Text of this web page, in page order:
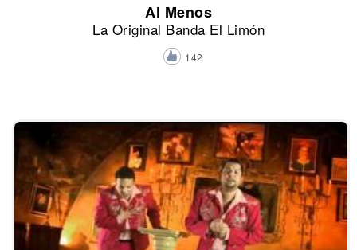
Al Menos
La Original Banda El Limón
142